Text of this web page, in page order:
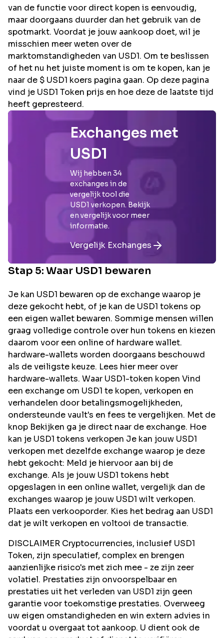
van de functie voor direct kopen is eenvoudig,
maar doorgaans duurder dan het gebruik van de
spotmarkt. Voordat je jouw aankoop doet, wil je
misschien meer weten over de
marktomstandigheden van USD1. Om te beslissen
of het nu het juiste moment is om te kopen, kan je
naar de $ USD1 koers pagina gaan. Op deze pagina
vind je USD1 Token prijs en hoe deze de laatste tijd
heeft gepresteerd.
Exchanges met
USD1
Wij hebben 34
exchanges in de
vergelijk tool die
USD1 verkopen. Bekijk
en vergelijk voor meer
informatie.
Vergelijk Exchanges
Stap 5: Waar USD1 bewaren
Je kan USD1 bewaren op de exchange waarop je
deze gekocht hebt, of je kan de USD1 tokens op
een eigen wallet bewaren. Sommige mensen willen
graag volledige controle over hun tokens en kiezen
daarom voor een online of hardware wallet.
hardware-wallets worden doorgaans beschouwd
als de veiligste keuze. Lees hier meer over
hardware-wallets. Waar USD1-token kopen Vind
een exchange om USD1 te kopen, verkopen en
verhandelen door betalingsmogelijkheden,
ondersteunde vault's en fees te vergelijken. Met de
knop Bekijken ga je direct naar de exchange. Hoe
kan je USD1 tokens verkopen Je kan jouw USD1
verkopen met dezelfde exchange waarop je deze
hebt gekocht: Meld je hiervoor aan bij de
exchange. Als je jouw USD1 tokens hebt
opgeslagen in een online wallet, vergelijk dan de
exchanges waarop je jouw USD1 wilt verkopen.
Plaats een verkooporder. Kies het bedrag aan USD1
dat je wilt verkopen en voltooi de transactie.
DISCLAIMER Cryptocurrencies, inclusief USD1
Token, zijn speculatief, complex en brengen
aanzienlijke risico's met zich mee - ze zijn zeer
volatiel. Prestaties zijn onvoorspelbaar en
prestaties uit het verleden van USD1 zijn geen
garantie voor toekomstige prestaties. Overweeg
uw eigen omstandigheden en win extern advies in
voordat u overgaat tot aankoop. U dient ook de